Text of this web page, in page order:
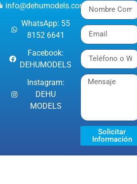
info@dehumodels.com
WhatsApp: 55
8152 6641
Facebook:
DEHUMODELS
Instagram:
DEHU
MODELS
Solicitar
Información